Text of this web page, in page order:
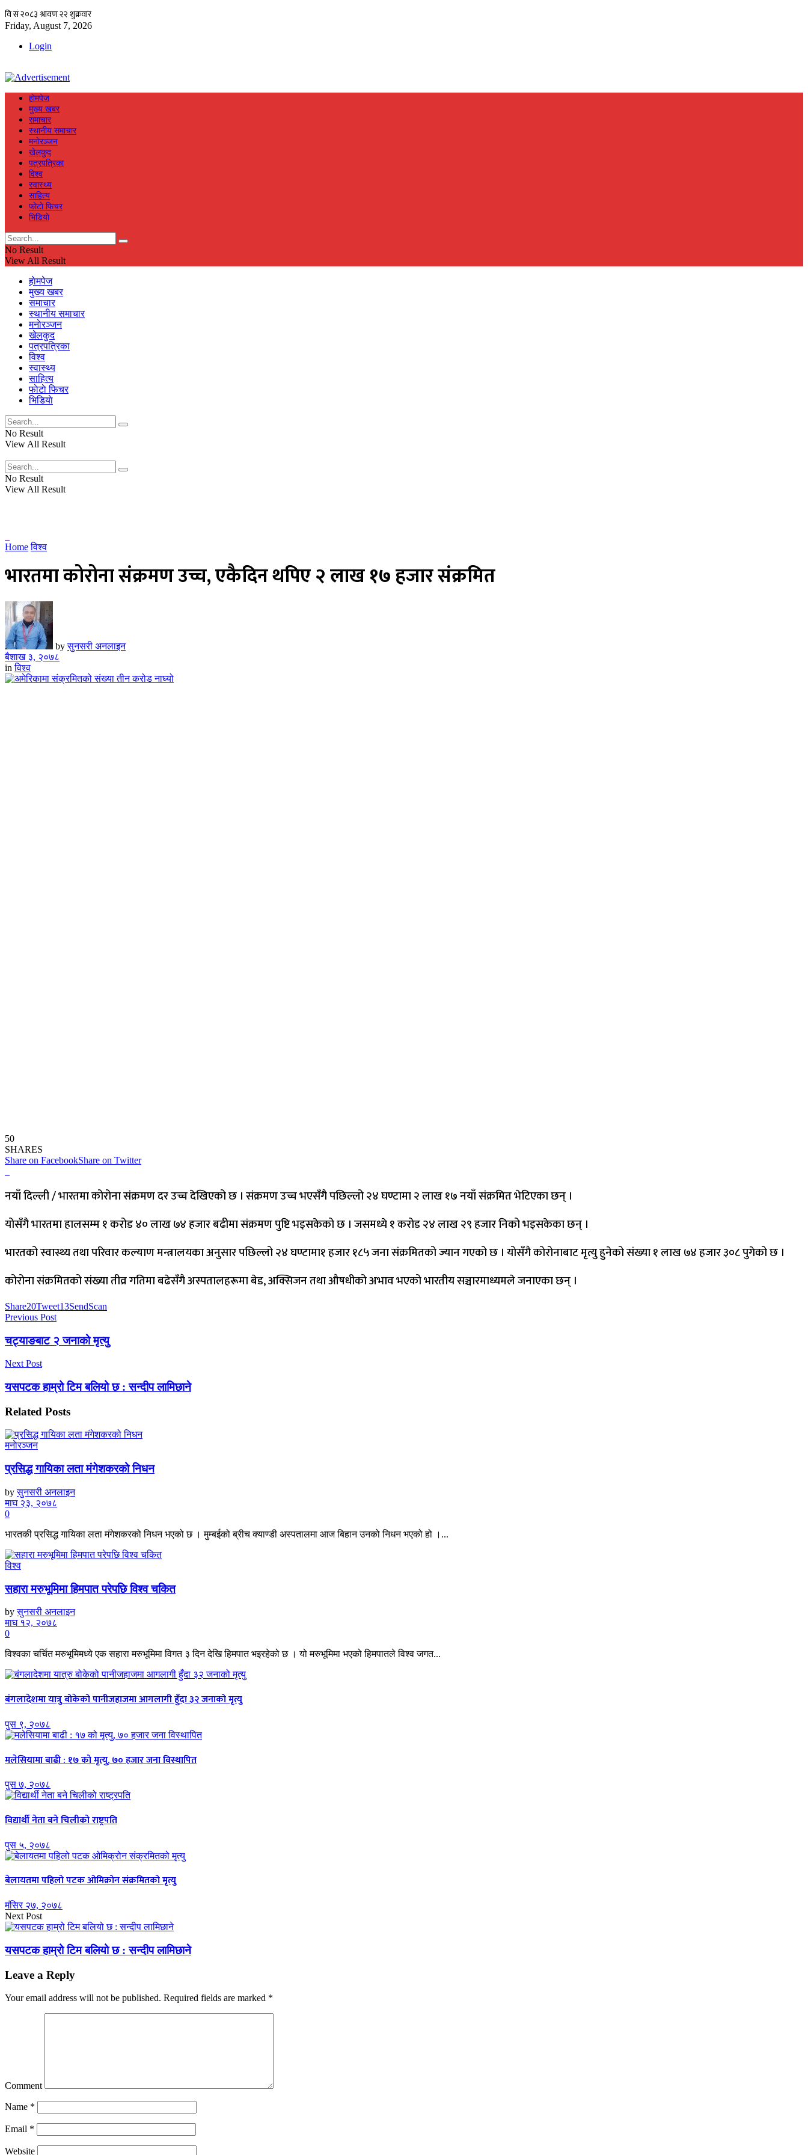
Friday, August 7, 2026
Login
हाेमपेज
मुख्य खबर
समाचार
स्थानीय समाचार
मनाेरञ्जन
खेलकुद
पत्रपत्रिका
विश्व
स्वास्थ्य
साहित्य
फाेटाे फिचर
भिडियाे
No Result
View All Result
हाेमपेज
मुख्य खबर
समाचार
स्थानीय समाचार
मनाेरञ्जन
खेलकुद
पत्रपत्रिका
विश्व
स्वास्थ्य
साहित्य
फाेटाे फिचर
भिडियाे
No Result
View All Result
No Result
View All Result
Home विश्व
भारतमा कोरोना संक्रमण उच्च, एकैदिन थपिए २ लाख १७ हजार संक्रमित
by सुनसरी अनलाइन
बैशाख ३, २०७८
in विश्व
50
SHARES
Share on FacebookShare on Twitter
नयाँ दिल्ली / भारतमा कोरोना संक्रमण दर उच्च देखिएको छ । संक्रमण उच्च भएसँगै पछिल्लो २४ घण्टामा २ लाख १७ नयाँ संक्रमित भेटिएका छन् ।
योसँगै भारतमा हालसम्म १ करोड ४० लाख ७४ हजार बढीमा संक्रमण पुष्टि भइसकेको छ । जसमध्ये १ करोड २४ लाख २९ हजार निको भइसकेका छन् ।
भारतको स्वास्थ्य तथा परिवार कल्याण मन्त्रालयका अनुसार पछिल्लो २४ घण्टामा१ हजार १८५ जना संक्रमितको ज्यान गएको छ । योसँगै कोरोनाबाट मृत्यु हुनेको संख्या १ लाख ७४ हजार ३०८ पुगेको छ ।
कोरोना संक्रमितको संख्या तीव्र गतिमा बढेसँगै अस्पतालहरूमा बेड, अक्सिजन तथा औषधीको अभाव भएको भारतीय सञ्चारमाध्यमले जनाएका छन् ।
Share20Tweet13SendScan
Previous Post
चट्याङबाट २ जनाको मृत्यु
Next Post
यसपटक हाम्रो टिम बलियो छ : सन्दीप लामिछाने
Related Posts
मनाेरञ्जन
प्रसिद्ध गायिका लता मंगेशकरको निधन
by सुनसरी अनलाइन
माघ २३, २०७८
0
भारतकी प्रसिद्ध गायिका लता मंगेशकरको निधन भएको छ । मुम्बईको ब्रीच क्याण्डी अस्पतालमा आज बिहान उनको निधन भएको हो ।...
विश्व
सहारा मरुभूमिमा हिमपात परेपछि विश्व चकित
by सुनसरी अनलाइन
माघ १२, २०७८
0
विश्वका चर्चित मरुभूमिमध्ये एक सहारा मरुभूमिमा विगत ३ दिन देखि हिमपात भइरहेको छ । यो मरुभूमिमा भएको हिमपातले विश्व जगत...
बंगलादेशमा यात्रु बोकेको पानीजहाजमा आगलागी हुँदा ३२ जनाको मृत्यु
पुस ९, २०७८
मलेसियामा बाढी : १७ को मृत्यु, ७० हजार जना विस्थापित
पुस ७, २०७८
विद्यार्थी नेता बने चिलीको राष्ट्रपति
पुस ५, २०७८
बेलायतमा पहिलो पटक ओमिक्रोन संक्रमितको मृत्यु
मंसिर २७, २०७८
Next Post
यसपटक हाम्रो टिम बलियो छ : सन्दीप लामिछाने
Leave a Reply
Your email address will not be published. Required fields are marked *
Comment
Name *
Email *
Website